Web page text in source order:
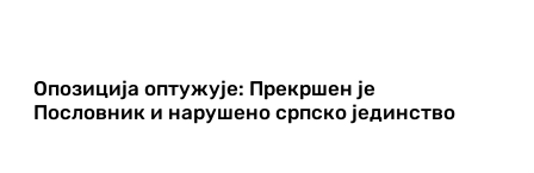
Опозиција оптужује: Прекршен је
Пословник и нарушено српско јединство